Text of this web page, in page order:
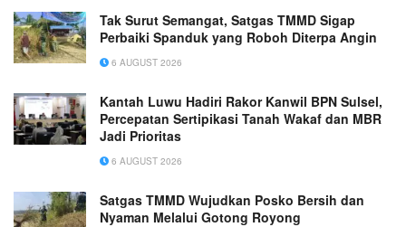
Tak Surut Semangat, Satgas TMMD Sigap
Perbaiki Spanduk yang Roboh Diterpa Angin
6 AUGUST 2026
Kantah Luwu Hadiri Rakor Kanwil BPN Sulsel,
Percepatan Sertipikasi Tanah Wakaf dan MBR
Jadi Prioritas
6 AUGUST 2026
Satgas TMMD Wujudkan Posko Bersih dan
Nyaman Melalui Gotong Royong